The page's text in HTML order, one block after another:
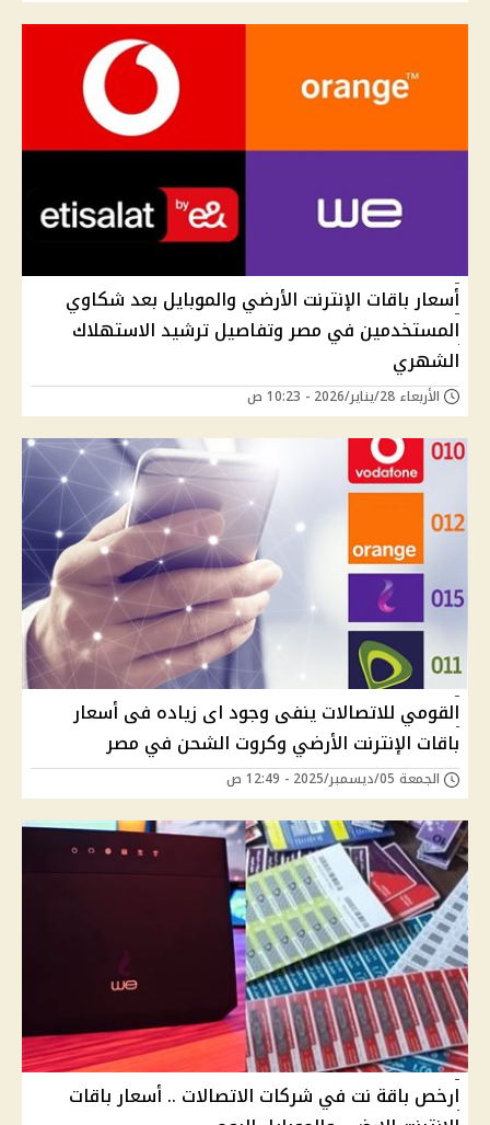
أسعار باقات الإنترنت الأرضي والموبايل بعد شكاوي
المستخدمين في مصر وتفاصيل ترشيد الاستهلاك
الشهري
الأربعاء 28/يناير/2026 - 10:23 ص
القومي للاتصالات ينفى وجود اى زياده فى أسعار
باقات الإنترنت الأرضي وكروت الشحن في مصر
الجمعة 05/ديسمبر/2025 - 12:49 ص
ارخص باقة نت في شركات الاتصالات .. أسعار باقات